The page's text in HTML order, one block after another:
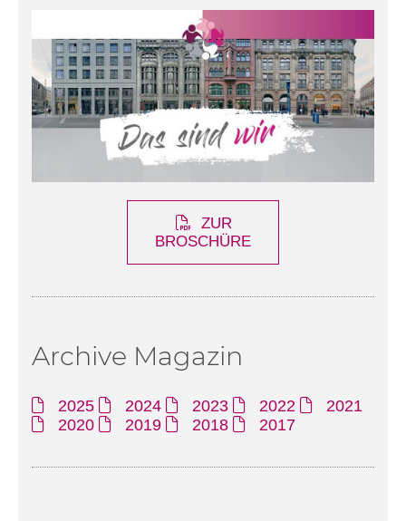
ZUR
BROSCHÜRE
Archive Magazin
2025 2024 2023 2022
2021
2020
2019 2018 2017